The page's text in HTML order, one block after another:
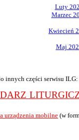
Luty
Marzec
Kwiecień
Maj
innych części serwisu ILG:
urządzenia mobilne(w